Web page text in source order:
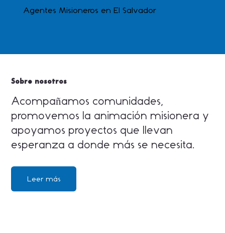
Agentes Misioneros en El Salvador
Sobre nosotros
Acompañamos comunidades,
promovemos la animación misionera y
apoyamos proyectos que llevan
esperanza a donde más se necesita.
Leer más